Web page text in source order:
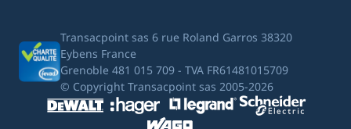
Transacpoint sas 6 rue Roland Garros 38320
Eybens France
Grenoble 481 015 709 - TVA FR61481015709
© Copyright Transacpoint sas 2005-2026